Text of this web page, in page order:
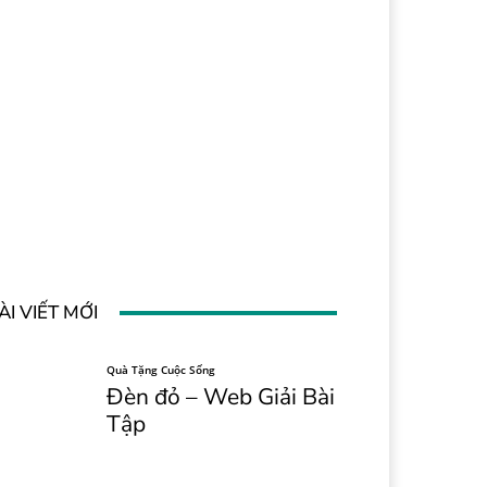
VIẾT MỚI
Quà Tặng Cuộc Sống
Đèn đỏ – Web Giải Bài
Tập